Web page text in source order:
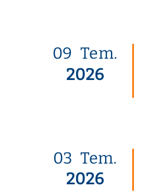
09 Tem.
2026
03 Tem.
2026